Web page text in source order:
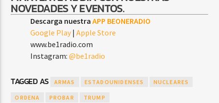
NOVEDADES Y EVENTOS.
Descarga nuestraAPP BEONERADIO
Google Play |Apple Store
www.be1radio.com
Instagram:@be1radio
TAGGED AS ARMAS ESTADOUNIDENSES NUCLEARES
ORDENA PROBAR TRUMP